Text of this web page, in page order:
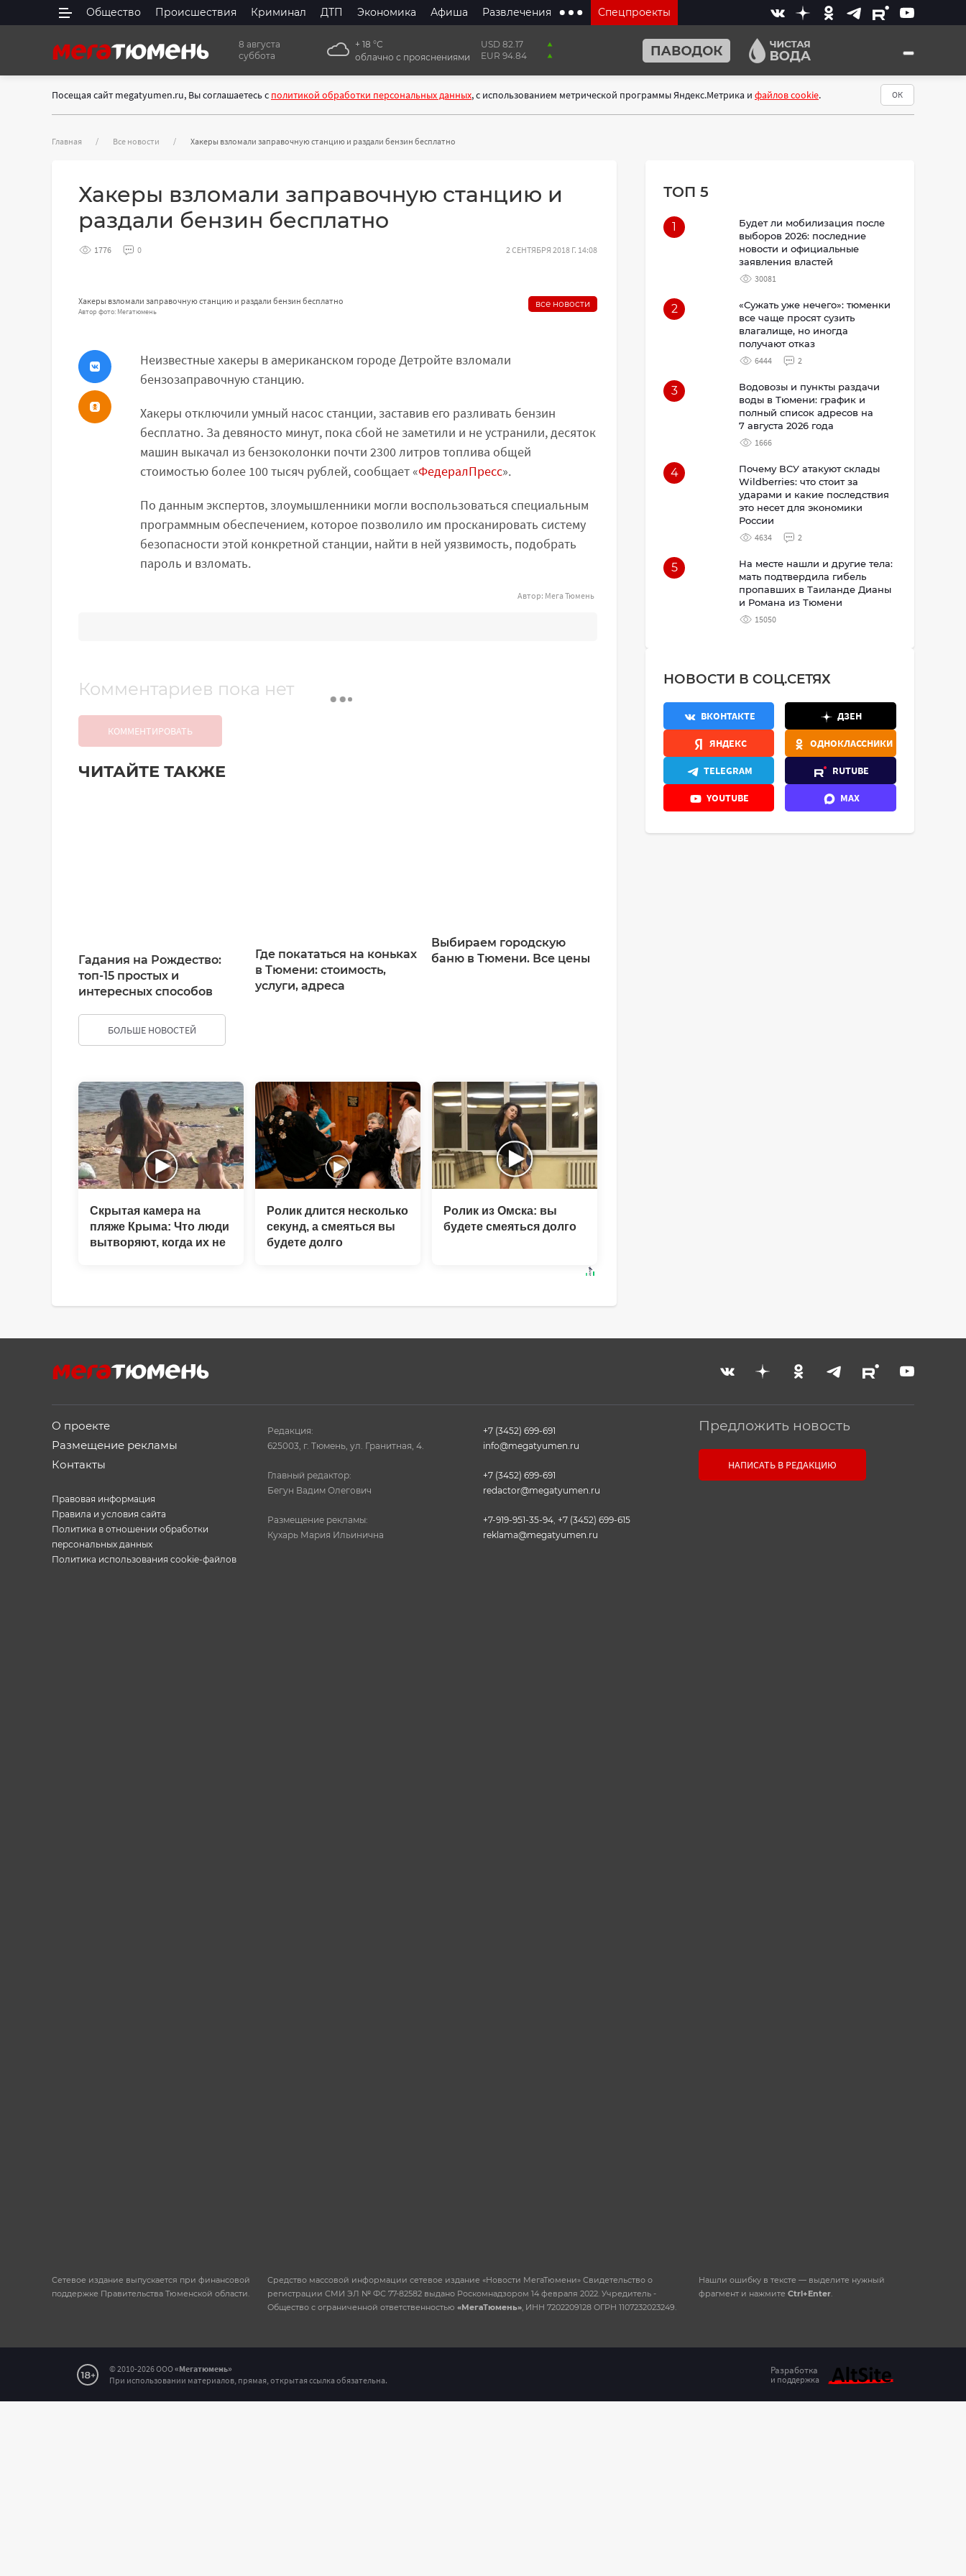
Общество Происшествия Криминал ДТП Экономика Афиша Развлечения Спецпроекты
8 августа
суббота
+ 18 °С
облачно с прояснениями
USD 82.17
EUR 94.84
Посещая сайт megatyumen.ru, Вы соглашаетесь с политикой обработки персональных данных, с использованием метрической программы Яндекс.Метрика и файлов cookie. ОК
Главная Все новости Хакеры взломали заправочную станцию и раздали бензин бесплатно
Хакеры взломали заправочную станцию и
раздали бензин бесплатно
1776 0 2 СЕНТЯБРЯ 2018 Г. 14:08
Хакеры взломали заправочную станцию и раздали бензин бесплатно
Автор фото: Мегатюмень
все новости
Неизвестные хакеры в американском городе Детройте взломали
бензозаправочную станцию.
Хакеры отключили умный насос станции, заставив его разливать бензин
бесплатно. За девяносто минут, пока сбой не заметили и не устранили, десяток
машин выкачал из бензоколонки почти 2300 литров топлива общей
стоимостью более 100 тысяч рублей, сообщает «ФедералПресс».
По данным экспертов, злоумышленники могли воспользоваться специальным
программным обеспечением, которое позволило им просканировать систему
безопасности этой конкретной станции, найти в ней уязвимость, подобрать
пароль и взломать.
Автор: Мега Тюмень
Комментариев пока нет
КОММЕНТИРОВАТЬ
ДОБАВИТЬ КОММЕНТАРИЙ
ЧИТАЙТЕ ТАКЖЕ
Гадания на Рождество:
топ-15 простых и
интересных способов
Где покататься на коньках
в Тюмени: стоимость,
услуги, адреса
Выбираем городскую
баню в Тюмени. Все цены
БОЛЬШЕ НОВОСТЕЙ
Скрытая камера на
пляже Крыма: Что люди
вытворяют, когда их не
Ролик длится несколько
секунд, а смеяться вы
будете долго
Ролик из Омска: вы
будете смеяться долго
ТОП 5
1
Будет ли мобилизация после
выборов 2026: последние
новости и официальные
заявления властей
30081
2
«Сужать уже нечего»: тюменки
все чаще просят сузить
влагалище, но иногда
получают отказ
6444 2
3
Водовозы и пункты раздачи
воды в Тюмени: график и
полный список адресов на
7 августа 2026 года
1666
4
Почему ВСУ атакуют склады
Wildberries: что стоит за
ударами и какие последствия
это несет для экономики
России
4634 2
5
На месте нашли и другие тела:
мать подтвердила гибель
пропавших в Таиланде Дианы
и Романа из Тюмени
15050
НОВОСТИ В СОЦ.СЕТЯХ
ВКОНТАКТЕ ДЗЕН
ЯНДЕКС ОДНОКЛАССНИКИ
TELEGRAM RUTUBE
YOUTUBE MAX
О проекте
Размещение рекламы
Контакты
Правовая информация
Правила и условия сайта
Политика в отношении обработки
персональных данных
Политика использования cookie-файлов
Редакция:
625003, г. Тюмень, ул. Гранитная, 4.
+7 (3452) 699-691
info@megatyumen.ru
Главный редактор:
Бегун Вадим Олегович
+7 (3452) 699-691
redactor@megatyumen.ru
Размещение рекламы:
Кухарь Мария Ильинична
+7-919-951-35-94, +7 (3452) 699-615
reklama@megatyumen.ru
Предложить новость
НАПИСАТЬ В РЕДАКЦИЮ
Связь с редакцией
Оставьте свои настоящие
Сетевое издание выпускается при финансовой
поддержке Правительства Тюменской области.
Средство массовой информации сетевое издание «Новости МегаТюмени» Свидетельство о
регистрации СМИ ЭЛ № ФС 77-82582 выдано Роскомнадзором 14 февраля 2022. Учредитель -
Общество с ограниченной ответственностью «МегаТюмень», ИНН 7202209128 ОГРН 1107232023249.
Нашли ошибку в тексте — выделите нужный
фрагмент и нажмите Ctrl+Enter.
© 2010-2026 ООО«Мегатюмень»
При использовании материалов, прямая, открытая ссылка обязательна.
Разработка
и поддержка